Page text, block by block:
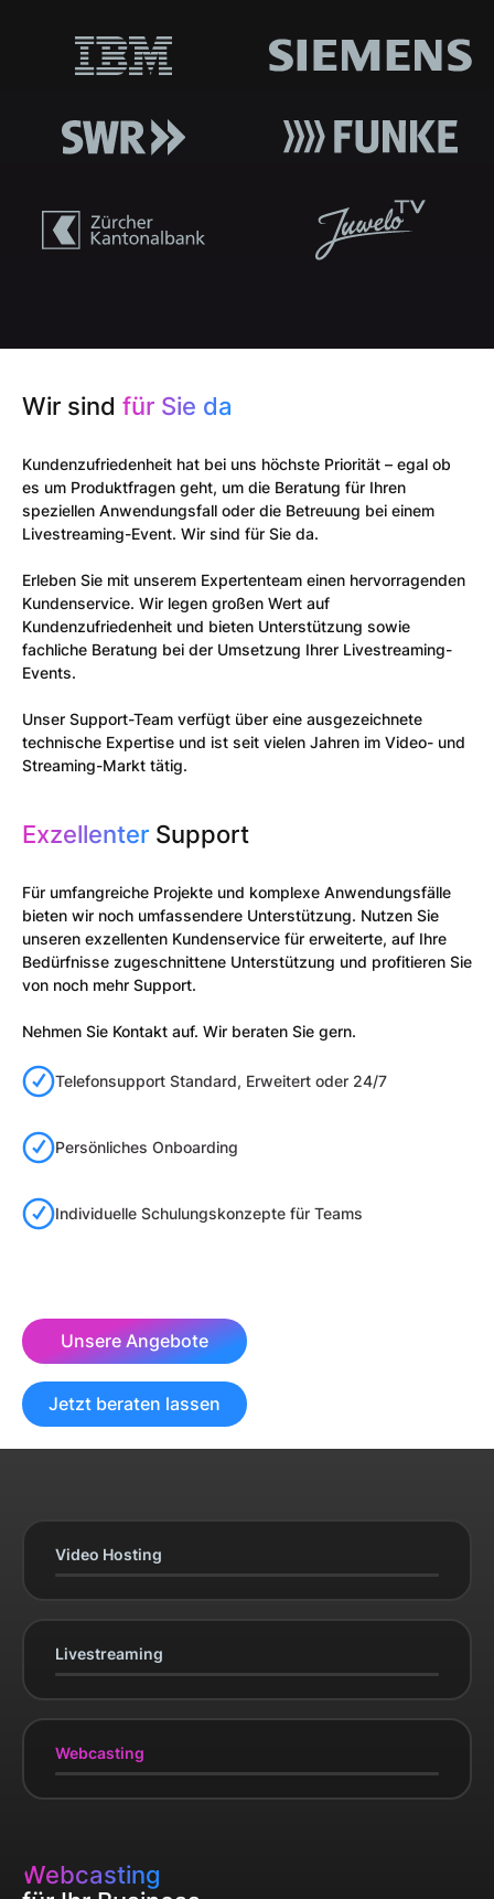
Wir sind für Sie da
Kundenzufriedenheit hat bei uns höchste Priorität – egal ob
es um Produktfragen geht, um die Beratung für Ihren
speziellen Anwendungsfall oder die Betreuung bei einem
Livestreaming-Event. Wir sind für Sie da.
Erleben Sie mit unserem Expertenteam einen hervorragenden
Kundenservice. Wir legen großen Wert auf
Kundenzufriedenheit und bieten Unterstützung sowie
fachliche Beratung bei der Umsetzung Ihrer Livestreaming-
Events.
Unser Support-Team verfügt über eine ausgezeichnete
technische Expertise und ist seit vielen Jahren im Video- und
Streaming-Markt tätig.
Exzellenter Support
Für umfangreiche Projekte und komplexe Anwendungsfälle
bieten wir noch umfassendere Unterstützung. Nutzen Sie
unseren exzellenten Kundenservice für erweiterte, auf Ihre
Bedürfnisse zugeschnittene Unterstützung und profitieren Sie
von noch mehr Support.
Nehmen Sie Kontakt auf. Wir beraten Sie gern.
Telefonsupport Standard, Erweitert oder 24/7
Persönliches Onboarding
Individuelle Schulungskonzepte für Teams
Unsere Angebote
Jetzt beraten lassen
Video Hosting
Livestreaming
Webcasting
Webcasting